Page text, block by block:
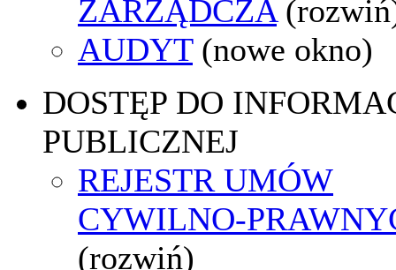
ZARZĄDCZA
AUDYT (nowe okno)
DOSTĘP DO
PUBLICZNEJ
REJESTR UMÓW
CYWILNO-
(rozwiń)